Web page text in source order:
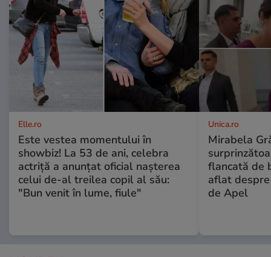
Elle.ro
Este vestea momentului în
showbiz! La 53 de ani, celebra
actriță a anunțat oficial nașterea
celui de-al treilea copil al său:
"Bun venit în lume, fiule"
Unica.ro
Mirabela
flancată de
aflat
de Apel